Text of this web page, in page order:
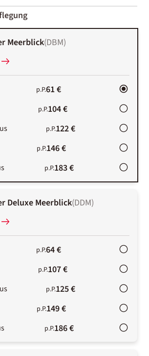
Meerblick(DBM)
p.P.61 €
p.P.104 €
p.P.122 €
p.P.146 €
p.P.183 €
Deluxe Meerblick(DDM)
p.P.64 €
p.P.107 €
p.P.125 €
p.P.149 €
p.P.186 €